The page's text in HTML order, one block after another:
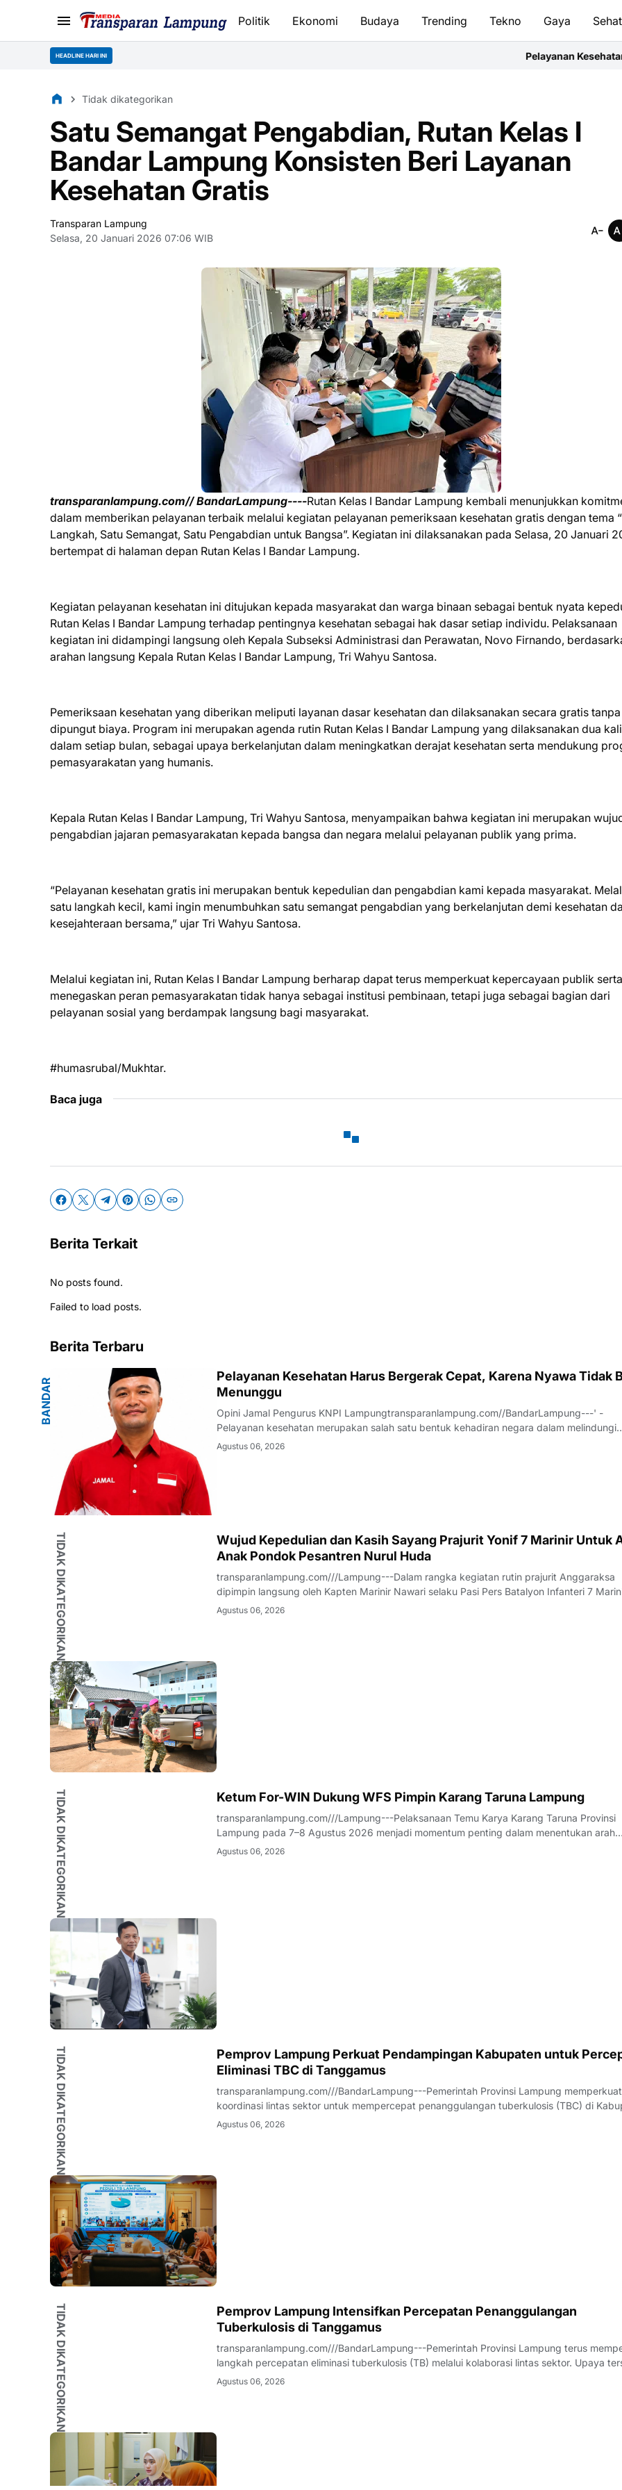
Politik Ekonomi Budaya Trending Tekno Gaya Sehat
HEADLINE HARI INI Pelayanan Kesehatan Harus
Tidak dikategorikan
Satu Semangat Pengabdian, Rutan Kelas I
Bandar Lampung Konsisten Beri Layanan
Kesehatan Gratis
Transparan Lampung
Selasa, 20 Januari 2026 07:06 WIB
transparanlampung.com// BandarLampung----Rutan Kelas I Bandar Lampung kembali menunjukkan
dalam memberikan pelayanan terbaik melalui kegiatan pelayanan pemeriksaan kesehatan gratis dengan tema
Langkah, Satu Semangat, Satu Pengabdian untuk Bangsa”. Kegiatan ini dilaksanakan pada Selasa, 20 Januari
bertempat di halaman depan Rutan Kelas I Bandar Lampung.
Kegiatan pelayanan kesehatan ini ditujukan kepada masyarakat dan warga binaan sebagai bentuk nyata
Rutan Kelas I Bandar Lampung terhadap pentingnya kesehatan sebagai hak dasar setiap individu. Pelaksanaan
kegiatan ini didampingi langsung oleh Kepala Subseksi Administrasi dan Perawatan, Novo Firnando,
arahan langsung Kepala Rutan Kelas I Bandar Lampung, Tri Wahyu Santosa.
Pemeriksaan kesehatan yang diberikan meliputi layanan dasar kesehatan dan dilaksanakan secara gratis tanpa
dipungut biaya. Program ini merupakan agenda rutin Rutan Kelas I Bandar Lampung yang dilaksanakan dua kali
dalam setiap bulan, sebagai upaya berkelanjutan dalam meningkatkan derajat kesehatan serta mendukung
pemasyarakatan yang humanis.
Kepala Rutan Kelas I Bandar Lampung, Tri Wahyu Santosa, menyampaikan bahwa kegiatan ini merupakan
pengabdian jajaran pemasyarakatan kepada bangsa dan negara melalui pelayanan publik yang prima.
“Pelayanan kesehatan gratis ini merupakan bentuk kepedulian dan pengabdian kami kepada masyarakat.
satu langkah kecil, kami ingin menumbuhkan satu semangat pengabdian yang berkelanjutan demi kesehatan
kesejahteraan bersama,” ujar Tri Wahyu Santosa.
Melalui kegiatan ini, Rutan Kelas I Bandar Lampung berharap dapat terus memperkuat kepercayaan publik serta
menegaskan peran pemasyarakatan tidak hanya sebagai institusi pembinaan, tetapi juga sebagai bagian dari
pelayanan sosial yang berdampak langsung bagi masyarakat.
#humasrubal/Mukhtar.
Baca juga
Berita Terkait
No posts found.
Failed to load posts.
Berita Terbaru
B
A
N
D
A
R
L
A
M
P
U
N
Pelayanan Kesehatan Harus Bergerak Cepat, Karena Nyawa Tidak
Menunggu
Opini Jamal Pengurus KNPI Lampungtransparanlampung.com//BandarLampung---' -
Pelayanan kesehatan merupakan salah satu bentuk kehadiran negara dalam melindungi
warganya. Di tengah pesatnya perkembangan teknologi dan meningkatnya ekspektasi
Agustus 06, 2026
TIDAK DIKATEGORIKAN
Wujud Kepedulian dan Kasih Sayang Prajurit Yonif 7 Marinir Untuk
Anak Pondok Pesantren Nurul Huda
transparanlampung.com///Lampung---Dalam rangka kegiatan rutin prajurit Anggaraksa
dipimpin langsung oleh Kapten Marinir Nawari selaku Pasi Pers Batalyon Infanteri 7
beaserta Ketua dan anggota Jalasenastri Ranting A Cabang 7 PG Kormar melaksanakan
Agustus 06, 2026
TIDAK DIKATEGORIKAN Ketum For-WIN Dukung WFS Pimpin Karang Taruna Lampung
transparanlampung.com///Lampung---Pelaksanaan Temu Karya Karang Taruna Provinsi
Lampung pada 7–8 Agustus 2026 menjadi momentum penting dalam menentukan arah
organisasi kepemudaan tersebut untuk lima tahun ke depan. Di tengah dinamika
Agustus 06, 2026
TIDAK DIKATEGORIKAN
Pemprov Lampung Perkuat Pendampingan Kabupaten untuk
Eliminasi TBC di Tanggamus
transparanlampung.com///BandarLampung---Pemerintah Provinsi Lampung memperkuat
koordinasi lintas sektor untuk mempercepat penanggulangan tuberkulosis (TBC) di
Tanggamus. Upaya tersebut dibahas dalam Rapat Koordinasi Tim Percepatan
Agustus 06, 2026
TIDAK DIKATEGORIKAN
Pemprov Lampung Intensifkan Percepatan Penanggulangan
Tuberkulosis di Tanggamus
transparanlampung.com///BandarLampung---Pemerintah Provinsi Lampung terus
langkah percepatan eliminasi tuberkulosis (TB) melalui kolaborasi lintas sektor. Upaya
diwujudkan melalui Rapat Koordinasi Tim Percepatan Penanggulangan Tuberkulosis
Agustus 06, 2026